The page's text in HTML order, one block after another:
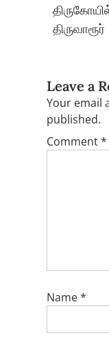
திருவாரூர்
Leave a
Your email
published.
Comment*
Name*